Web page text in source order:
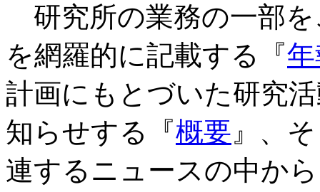
研究所の業務の一部
を網羅的に記載する『
計画にもとづいた研究
知らせする『概要 』、
連するニュースの中か